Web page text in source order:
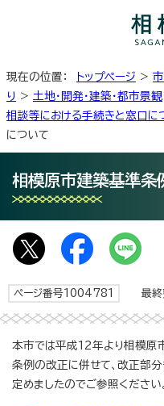
現在の位置： トップページ >
り > 土地・開発・建築・都市景観
相談等における手続きと窓口に
について
相模原市建築基準条
ページ番号1004781 最終
本市では平成12年より相模原
条例の改正に併せて、改正部
定めましたのでご参照ください